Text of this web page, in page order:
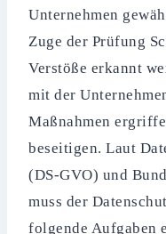
Unternehmen
Zuge der Prüfung
Verstöße erkannt
mit der
Maßnahmen
beseitigen. Laut
(DS-GVO) und
muss der
folgende Aufgaben